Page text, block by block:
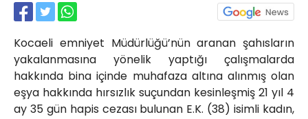
Kocaeli emniyet Müdürlüğü’nün aranan şahısların
yakalanmasına yönelik yaptığı çalışmalarda
hakkında bina içinde muhafaza altına alınmış olan
eşya hakkında hırsızlık suçundan kesinleşmiş 21 yıl 4
ay 35 gün hapis cezası bulunan E.K. (38) isimli kadın,
Yahya Kaptan Mahallesi
Akkavaklar Caddesi No:17/4 İzmit-
kocaelisokak@gmail.com